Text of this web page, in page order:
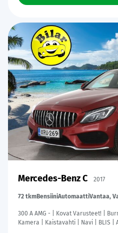
Mercedes-Benz C 2017
72 tkmBensiiniAutomaattiVantaa,
300 A AMG - | Kovat Varusteet! |
Kamera | Kaistavahti | Navi | BLIS |